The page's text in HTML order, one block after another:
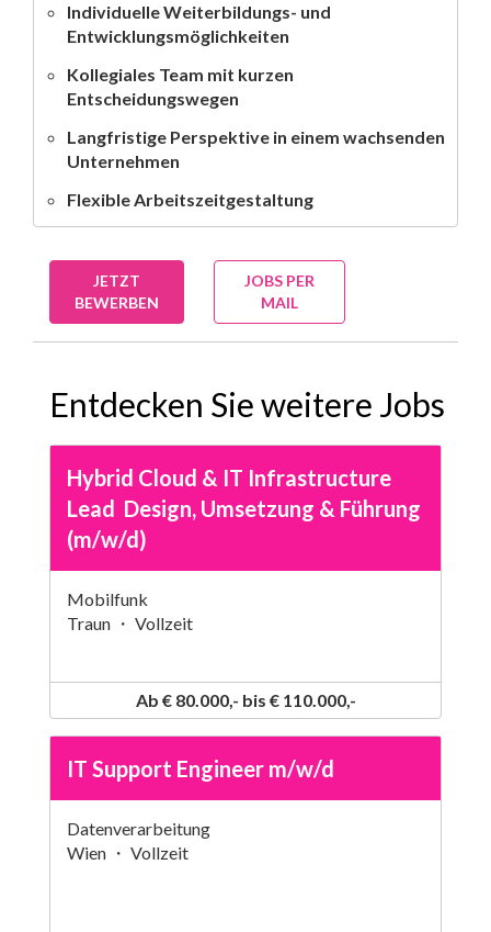
Individuelle Weiterbildungs- und
Entwicklungsmöglichkeiten
Kollegiales Team mit kurzen
Entscheidungswegen
Langfristige Perspektive in einem wachsenden
Unternehmen
Flexible Arbeitszeitgestaltung
JETZT
BEWERBEN
JOBS PER
MAIL
Entdecken Sie weitere Jobs
Hybrid Cloud & IT Infrastructure
Lead  Design, Umsetzung & Führung
(m/w/d)
Mobilfunk
Traun ・ Vollzeit
Ab € 80.000,- bis € 110.000,-
IT Support Engineer m/w/d
Datenverarbeitung
Wien ・ Vollzeit